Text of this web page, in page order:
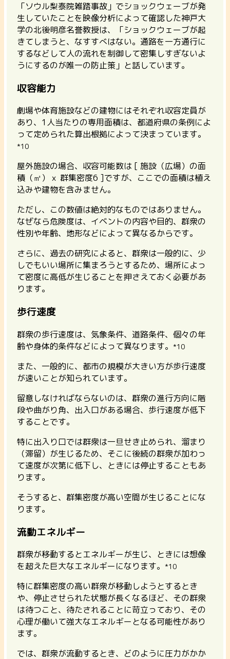
「ソウル梨泰院雑踏事故」でショックウェーブが発
生していたことを映像分析によって確認した神戸大
学の北後明彦名誉教授は、「ショックウェーブが起
きてしまうと、なすすべはない。通路を一方通行に
するなどして人の流れを制御して密集しすぎないよ
うにするのが唯一の防止策」と話しています。
収容能力
劇場や体育施設などの建物にはそれぞれ収容定員が
あり、1人当たりの専用面積は、都道府県の条例によ
って定められた算出根拠によって決まっています。
*10
屋外施設の場合、収容可能数は [ 施設（広場）の面
積（㎡）ｘ 群集密度6 ]ですが、ここでの面積は植え
込みや建物を含みません。
ただし、この数値は絶対的なものではありません。
なぜなら危険度は、イベントの内容や目的、群衆の
性別や年齢、地形などによって異なるからです。
さらに、過去の研究によると、群衆は一般的に、少
しでもいい場所に集まろうとするため、場所によっ
て密度に高低が生じることを押さえておく必要があ
ります。
歩行速度
群衆の歩行速度は、気象条件、道路条件、個々の年
齢や身体的条件などによって異なります。 *10
また、一般的に、都市の規模が大きい方が歩行速度
が速いことが知られています。
留意しなければならないのは、群衆の進行方向に階
段や曲がり角、出入口がある場合、歩行速度が低下
することです。
特に出入り口では群衆は一旦せき止められ、溜まり
（滞留）が生じるため、そこに後続の群衆が加わっ
て速度が次第に低下し、ときには停止することもあ
ります。
そうすると、群集密度が高い空間が生じることにな
ります。
流動エネルギー
群衆が移動するとエネルギーが生じ、ときには想像
を超えた巨大なエネルギーになります。 *10
特に群集密度の高い群衆が移動しようとするとき
や、停止させられた状態が長くなるほど、その群衆
は待つこと、待たされることに苛立っており、その
心理が働いて強大なエネルギーとなる可能性があり
ます。
では、群衆が流動するとき、どのように圧力がかか